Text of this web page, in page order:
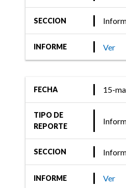
FIX (afiliada de
Ratings)
calificaciones
Macro y BBVA
SECCION
INFORME Ver
FECHA 15-
TIPO DE
REPORTE
SECCION
INFORME Ver